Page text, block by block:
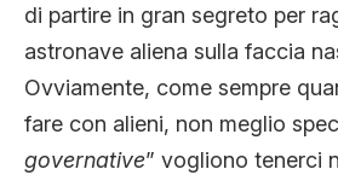
di partire in gran segreto per
astronave aliena sulla faccia
Ovviamente, come sempre
fare con alieni, non meglio
governative” vogliono tenerci